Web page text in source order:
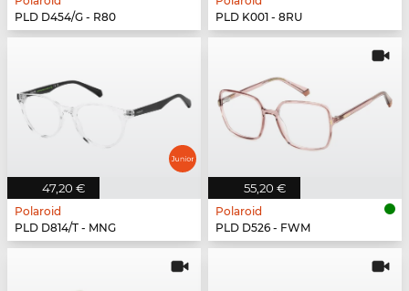
PLD D454/G - R80
PLD K001 - 8RU
47,20 €
Polaroid
PLD D814/T - MNG
55,20 €
Polaroid
PLD D526 - FWM